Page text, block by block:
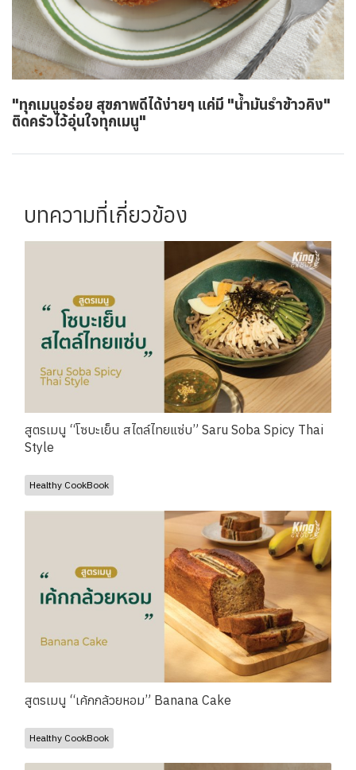
"ทุกเมนูอร่อย สุขภาพดีได้ง่ายๆ แค่มี "น้ำมันรำข้าวคิง"
ติดครัวไว้อุ่นใจทุกเมนู"
บทความที่เกี่ยวข้อง
สูตรเมนู “โซบะเย็น สไตล์ไทยแซ่บ” Saru Soba Spicy Thai
Style
Healthy CookBook
สูตรเมนู “เค้กกล้วยหอม” Banana Cake
Healthy CookBook